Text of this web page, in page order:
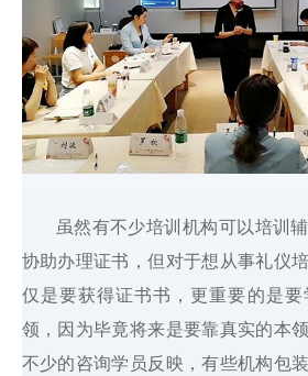
虽然有不少培训机构可以培训辅
协助办理证书，但对于想从事礼仪
仅是要获得证书书，更重要的是
领，因为毕竟将来是要靠真实的本
不少的咨询学员反映，有些机构包